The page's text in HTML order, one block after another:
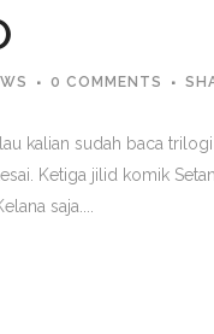
0 COMMENTS
kalian sudah baca
Ketiga jilid komik
saja....